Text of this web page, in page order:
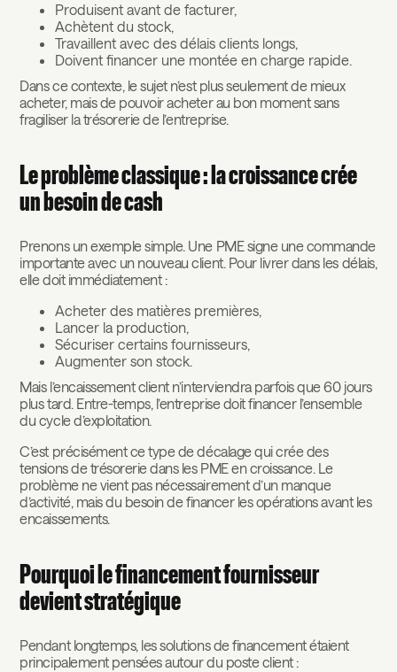
Produisent avant de facturer,
Achètent du stock,
Travaillent avec des délais clients longs,
Doivent financer une montée en charge rapide.
Dans ce contexte, le sujet n’est plus seulement de mieux
acheter, mais de pouvoir acheter au bon moment sans
fragiliser la trésorerie de l’entreprise.
Le problème classique : la croissance crée
un besoin de cash
Prenons un exemple simple. Une PME signe une commande
importante avec un nouveau client. Pour livrer dans les délais,
elle doit immédiatement :
Acheter des matières premières,
Lancer la production,
Sécuriser certains fournisseurs,
Augmenter son stock.
Mais l’encaissement client n’interviendra parfois que 60 jours
plus tard. Entre-temps, l’entreprise doit financer l’ensemble
du cycle d’exploitation.
C’est précisément ce type de décalage qui crée des
tensions de trésorerie dans les PME en croissance. Le
problème ne vient pas nécessairement d’un manque
d’activité, mais du besoin de financer les opérations avant les
encaissements.
Pourquoi le financement fournisseur
devient stratégique
Pendant longtemps, les solutions de financement étaient
principalement pensées autour du poste client :